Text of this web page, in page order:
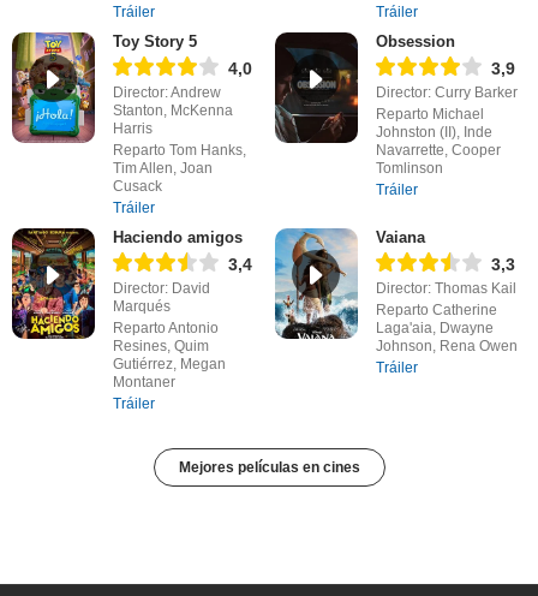
Tráiler
Tráiler
Toy Story 5
4,0
Director: Andrew
Stanton, McKenna
Harris
Reparto Tom Hanks,
Tim Allen, Joan
Cusack
Tráiler
Obsession
3,9
Director: Curry Barker
Reparto Michael
Johnston (II), Inde
Navarrette, Cooper
Tomlinson
Tráiler
Haciendo amigos
3,4
Director: David
Marqués
Reparto Antonio
Resines, Quim
Gutiérrez, Megan
Montaner
Tráiler
Vaiana
3,3
Director: Thomas Kail
Reparto Catherine
Laga'aia, Dwayne
Johnson, Rena Owen
Tráiler
Mejores películas en cines